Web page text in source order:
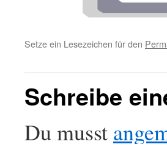
Setze ein Lesezeichen für den
Schreibe
Du musst